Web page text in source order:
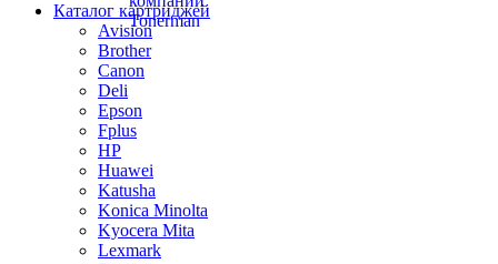
Каталог картриджей
Avision
Brother
Canon
Deli
Epson
Fplus
HP
Huawei
Katusha
Konica Minolta
Kyocera Mita
Lexmark